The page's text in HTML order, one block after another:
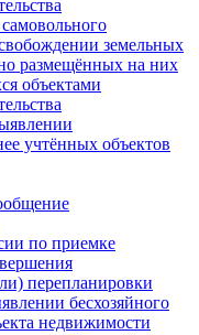
земельных
размещённых на них
объектами
учтённых объектов
по приемке
перепланировки
бесхозяйного
недвижимости